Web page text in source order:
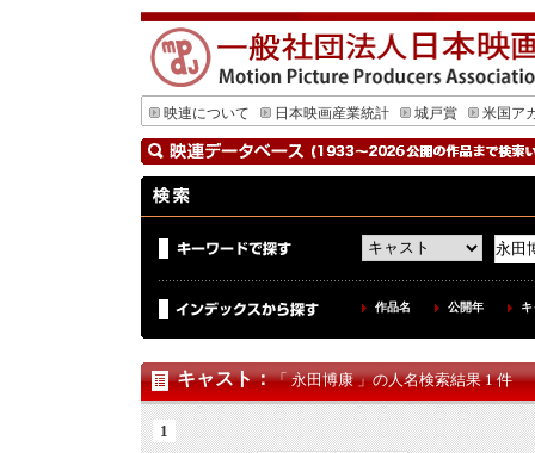
映連について 日本映画産業統計 城戸賞 米国ア
作品名 公開年
キャスト：「 永田博康 」の人名検索結果 1 件
1